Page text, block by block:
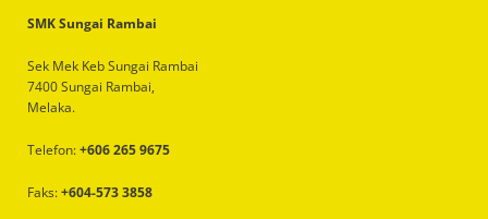
SMK Sungai Rambai
Sek Mek Keb Sungai Rambai
7400 Sungai Rambai,
Melaka.
Telefon:+606 265 9675
Faks:+604-573 3858